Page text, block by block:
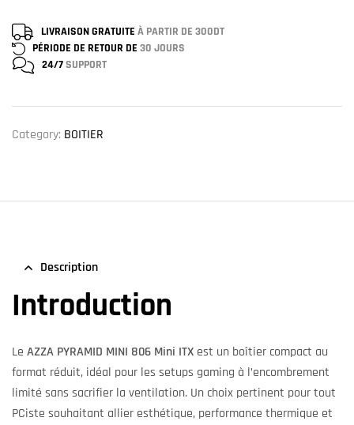
LIVRAISON GRATUITE À PARTIR DE 300DT
PÉRIODE DE RETOUR DE 30 JOURS
24/7SUPPORT
Category: BOITIER
Description
Introduction
Le AZZA PYRAMID MINI 806 Mini ITX est un boîtier compact au
format réduit, idéal pour les setups gaming à l’encombrement
limité sans sacrifier la ventilation. Un choix pertinent pour tout
PCiste souhaitant allier esthétique, performance thermique et